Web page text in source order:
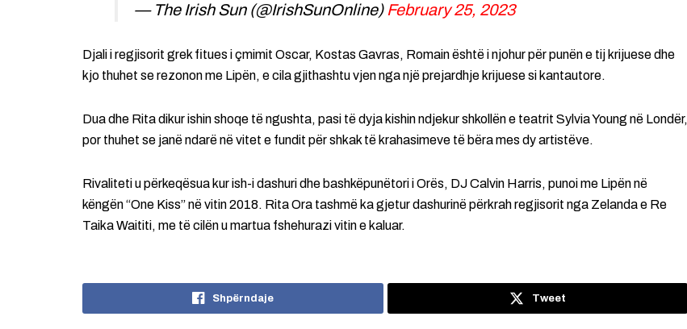
— The Irish Sun (@IrishSunOnline) February 25, 2023
Djali i regjisorit grek fitues i çmimit Oscar, Kostas Gavras, Romain është i njohur për punën e tij krijuese dhe
kjo thuhet se rezonon me Lipën, e cila gjithashtu vjen nga një prejardhje krijuese si kantautore.
Dua dhe Rita dikur ishin shoqe të ngushta, pasi të dyja kishin ndjekur shkollën e teatrit Sylvia Young në Londër,
por thuhet se janë ndarë në vitet e fundit për shkak të krahasimeve të bëra mes dy artistëve.
Rivaliteti u përkeqësua kur ish-i dashuri dhe bashkëpunëtori i Orës, DJ Calvin Harris, punoi me Lipën në
këngën “One Kiss” në vitin 2018. Rita Ora tashmë ka gjetur dashurinë përkrah regjisorit nga Zelanda e Re
Taika Waititi, me të cilën u martua fshehurazi vitin e kaluar.
Shpërndaje Tweet